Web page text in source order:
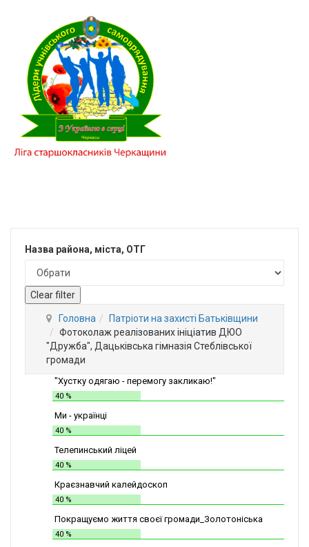
Назва района, міста, ОТГ
Clear filter
Головна
Патріоти на захисті Батьківщини
Фотоколаж реалізованих ініціатив ДЮО
"Дружба", Дацьківська гімназія Стеблівської
громади
"Хустку одягаю - перемогу закликаю!"
40 %
Ми - українці
40 %
Телепинський ліцей
40 %
Краєзнавчий калейдоскоп
40 %
Покращуємо життя своєї громади_Золотоніська
СШІТ №2
40 %